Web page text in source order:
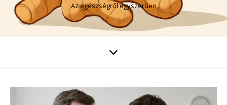
Az egészségről egyszerűen